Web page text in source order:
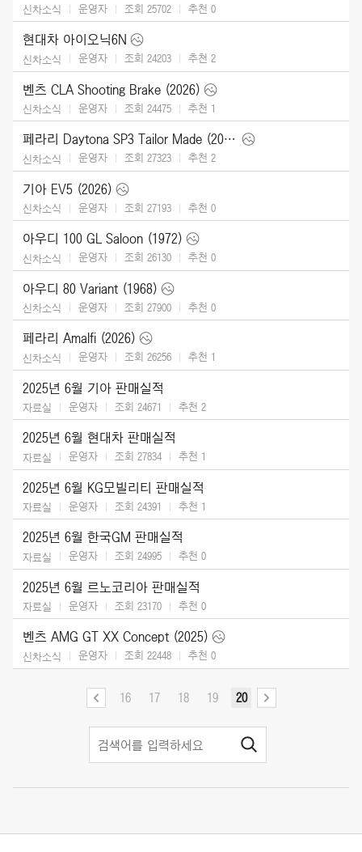
신차소식 운영자 조회 25702 추천 0
현대차 아이오닉6N
신차소식 운영자 조회 24203 추천 2
벤츠 CLA Shooting Brake (2026)
신차소식 운영자 조회 24475 추천 1
페라리 Daytona SP3 Tailor Made (2025)
신차소식 운영자 조회 27323 추천 2
기아 EV5 (2026)
신차소식 운영자 조회 27193 추천 0
아우디 100 GL Saloon (1972)
신차소식 운영자 조회 26130 추천 0
아우디 80 Variant (1968)
신차소식 운영자 조회 27900 추천 0
페라리 Amalfi (2026)
신차소식 운영자 조회 26256 추천 1
2025년 6월 기아 판매실적
자료실 운영자 조회 24671 추천 2
2025년 6월 현대차 판매실적
자료실 운영자 조회 27834 추천 1
2025년 6월 KG모빌리티 판매실적
자료실 운영자 조회 24391 추천 1
2025년 6월 한국GM 판매실적
자료실 운영자 조회 24995 추천 0
2025년 6월 르노코리아 판매실적
자료실 운영자 조회 23170 추천 0
벤츠 AMG GT XX Concept (2025)
신차소식 운영자 조회 22448 추천 0
16 17 18 19 20